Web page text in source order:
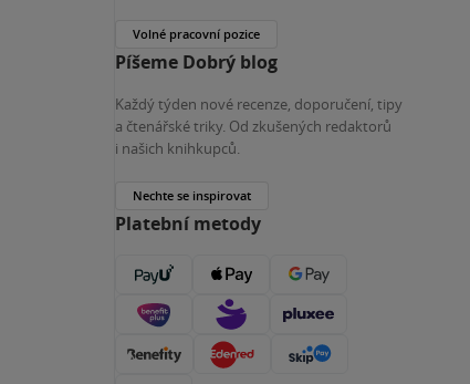
Volné pracovní pozice
Píšeme Dobrý blog
Každý týden nové recenze, doporučení, tipy
a čtenářské triky. Od zkušených redaktorů
i našich knihkupců.
Nechte se inspirovat
Platební metody